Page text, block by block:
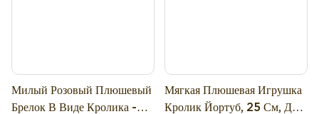
эта круглая плюшевая
игрушка-зайчик дарит
ощущение мягкости и
Милый Розовый Плюшевый
Брелок В Виде Кролика -
Мягкая Плюшевая Игрушка
Кролик Йортуб, 25 См, Для